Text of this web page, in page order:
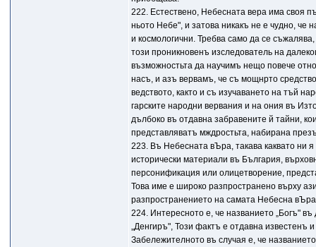
222. Естествено, Небесната вера има своя
ньото Небе", и затова никакъ не е чудно, че
и космологични. Требва само да се
този проникновенъ изследователь на
възможностьта да научимъ нещо повече
насъ, и азъ вервамъ, че съ мощнрто
ведството, както и съ изучаването на тъй
гарските народни вервания и на ония въ
дълбоко въ отдавна забравените й тайни,
представляватъ мждростьта, набирана
223. Въ Небесната вЪpa, такава каквато ни
исторически материали въ България,
персонификация или олицетворение,
Това име е широко разпространено върху
разпространението на самата Небесна
224. Интересното е, че названието „Богъ"
„Денгиръ", Този фактъ е отдавна известенъ
Забележителното въ случая е, че